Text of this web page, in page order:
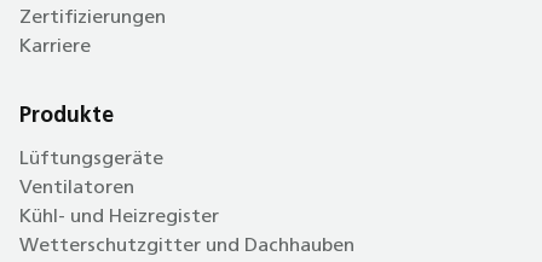
Zertifizierungen
Karriere
Produkte
Lüftungsgeräte
Ventilatoren
Kühl- und Heizregister
Wetterschutzgitter und Dachhauben